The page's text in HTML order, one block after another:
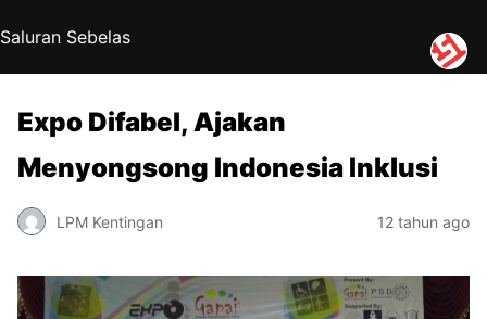
Saluran Sebelas
Expo Difabel, Ajakan
Menyongsong Indonesia Inklusi
LPM Kentingan 12 tahun ago